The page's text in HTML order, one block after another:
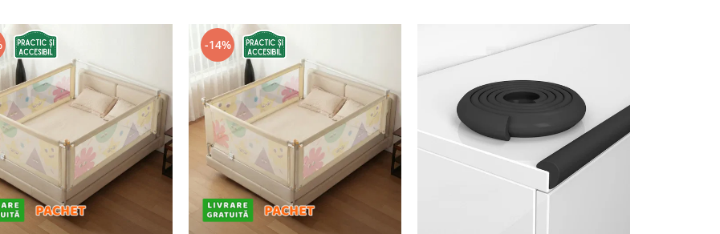
-14%